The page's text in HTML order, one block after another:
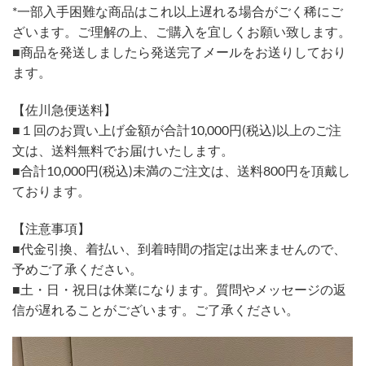
*一部入手困難な商品はこれ以上遅れる場合がごく稀にご
ざいます。ご理解の上、ご購入を宜しくお願い致します。
■商品を発送しましたら発送完了メールをお送りしており
ます。
【佐川急便送料】
■１回のお買い上げ金額が合計10,000円(税込)以上のご注
文は、送料無料でお届けいたします。
■合計10,000円(税込)未満のご注文は、送料800円を頂戴し
ております。
【注意事項】
■代金引換、着払い、到着時間の指定は出来ませんので、
予めご了承ください。
■土・日・祝日は休業になります。質問やメッセージの返
信が遅れることがございます。ご了承ください。